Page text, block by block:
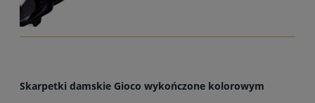
Skarpetki damskie Gioco wykończone kolorowym